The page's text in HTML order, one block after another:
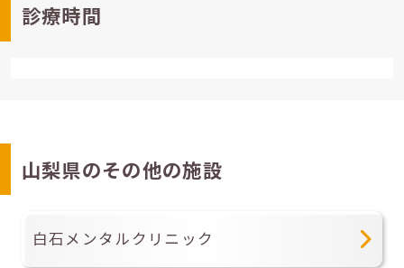
診療時間
山梨県のその他の施設
白石メンタルクリニック